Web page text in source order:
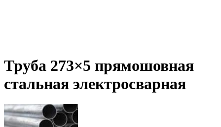
Труба 273×5 прямошовная
стальная электросварная